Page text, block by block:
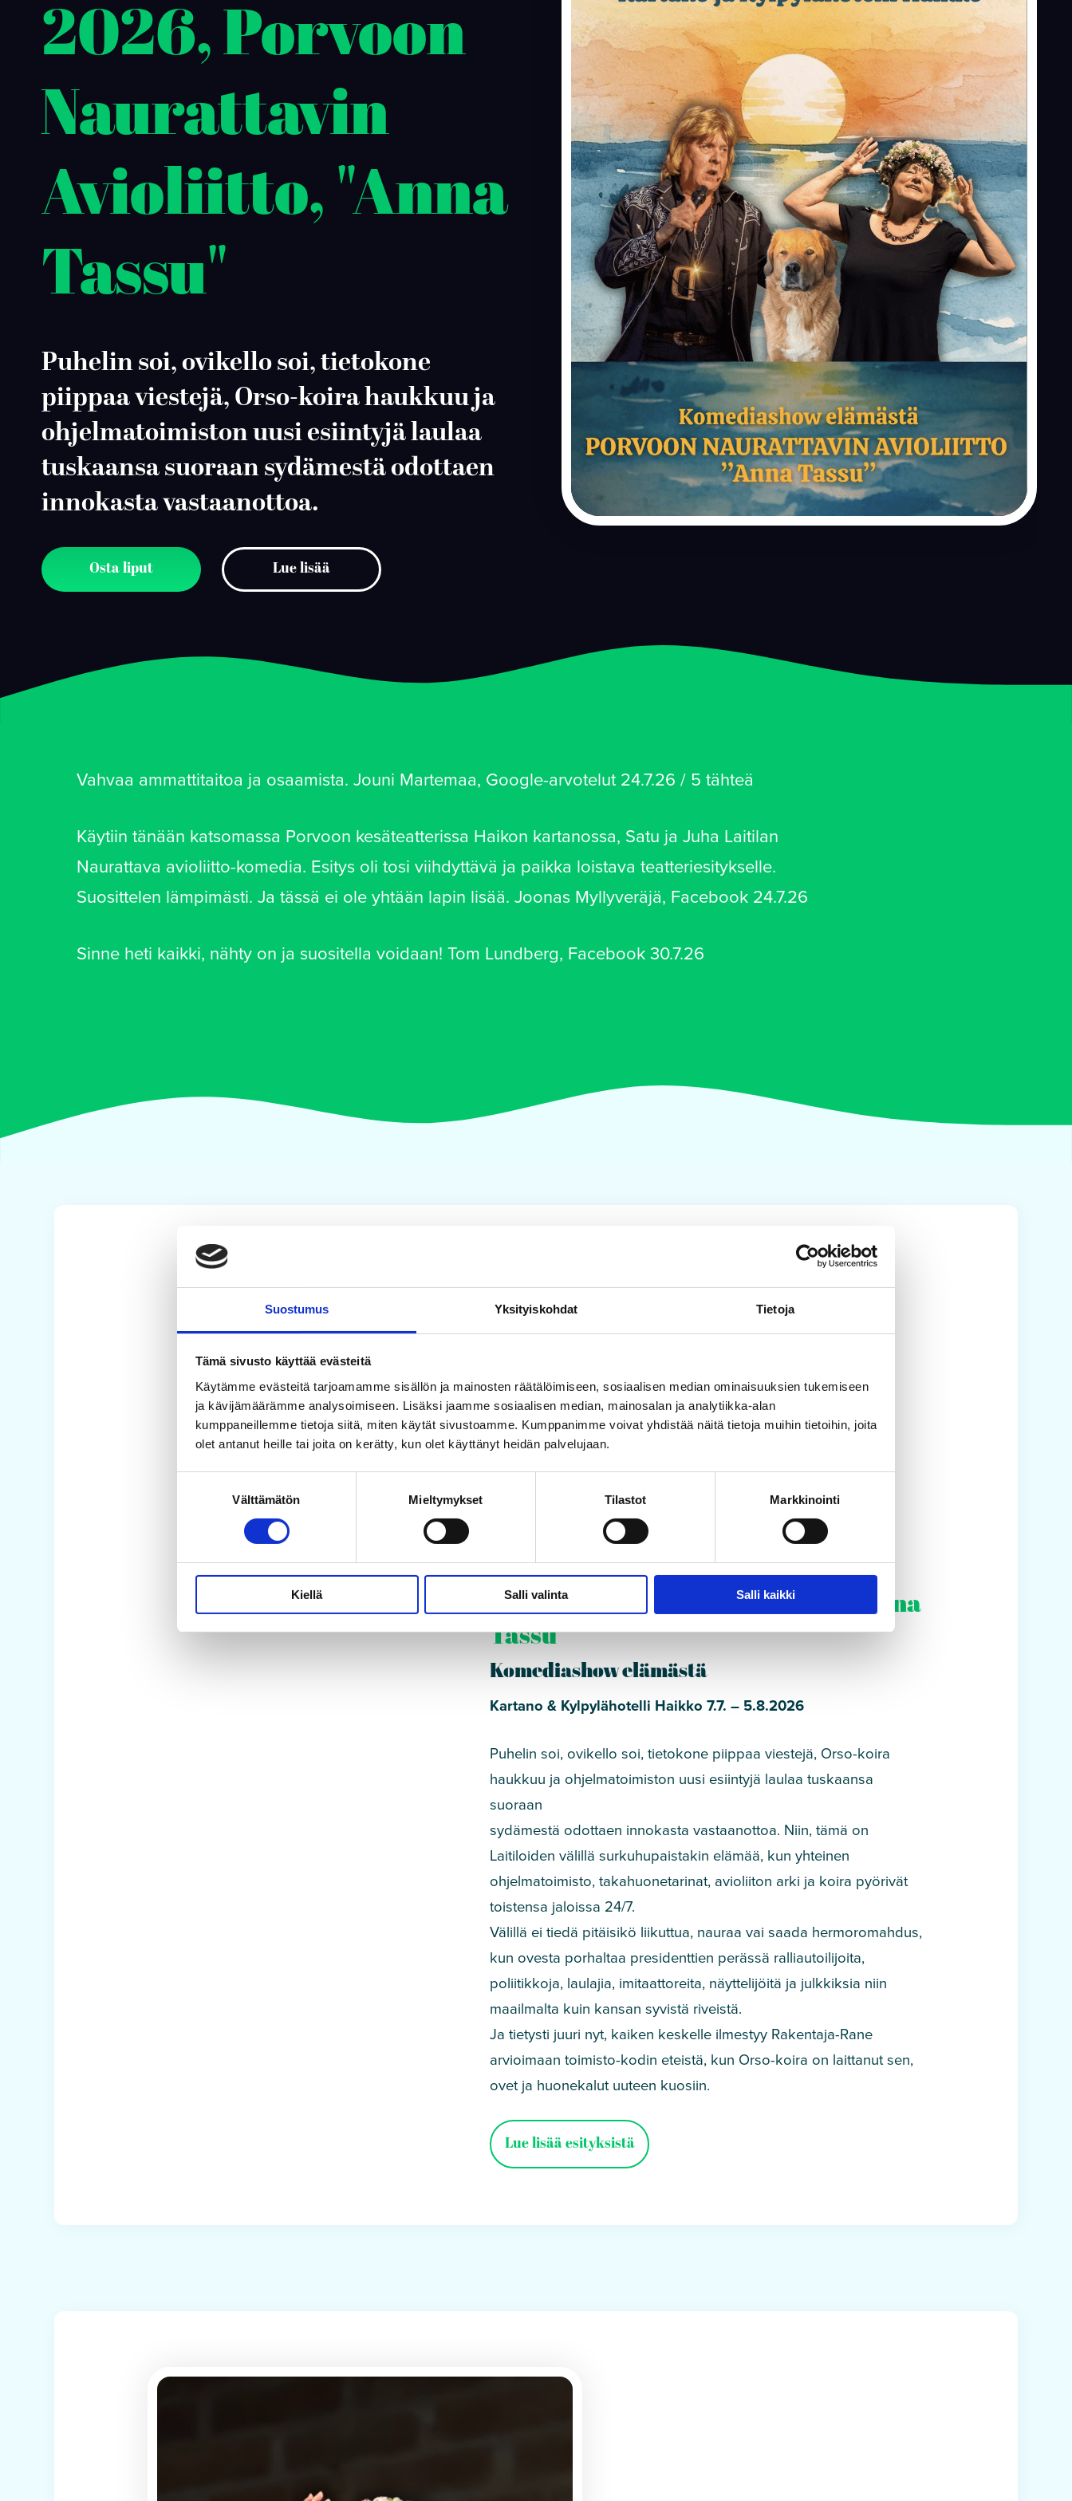
Suostumus Yksityiskohdat Tietoja
Tämä sivusto käyttää evästeitä
Käytämme evästeitä tarjoamamme sisällön ja mainosten räätälöimiseen, sosiaalisen median ominaisuuksien tukemiseen
ja kävijämäärämme analysoimiseen. Lisäksi jaamme sosiaalisen median, mainosalan ja analytiikka-alan
kumppaneillemme tietoja siitä, miten käytät sivustoamme. Kumppanimme voivat yhdistää näitä tietoja muihin tietoihin, joita
olet antanut heille tai joita on kerätty, kun olet käyttänyt heidän palvelujaan.
Välttämätön Mieltymykset Tilastot Markkinointi
Kiellä Salli valinta Salli kaikki
2026, Porvoon
Naurattavin
Avioliitto, "Anna
Tassu"
Puhelin soi, ovikello soi, tietokone
piippaa viestejä, Orso-koira haukkuu ja
ohjelmatoimiston uusi esiintyjä laulaa
tuskaansa suoraan sydämestä odottaen
innokasta vastaanottoa.
Osta liput Lue lisää
Vahvaa ammattitaitoa ja osaamista. Jouni Martemaa, Google-arvotelut 24.7.26 / 5 tähteä
Käytiin tänään katsomassa Porvoon kesäteatterissa Haikon kartanossa, Satu ja Juha Laitilan
Naurattava avioliitto-komedia. Esitys oli tosi viihdyttävä ja paikka loistava teatteriesitykselle.
Suosittelen lämpimästi. Ja tässä ei ole yhtään lapin lisää. Joonas Myllyveräjä, Facebook 24.7.26
Sinne heti kaikki, nähty on ja suositella voidaan! Tom Lundberg, Facebook 30.7.26
Esitykset 2026
Porvoon Naurattavin Avioliitto, ”Anna
Tassu”
Komediashow elämästä
Kartano & Kylpylähotelli Haikko 7.7. – 5.8.2026
Puhelin soi, ovikello soi, tietokone piippaa viestejä, Orso-koira
haukkuu ja ohjelmatoimiston uusi esiintyjä laulaa tuskaansa
suoraan
sydämestä odottaen innokasta vastaanottoa. Niin, tämä on
Laitiloiden välillä surkuhupaistakin elämää, kun yhteinen
ohjelmatoimisto, takahuonetarinat, avioliiton arki ja koira pyörivät
toistensa jaloissa 24/7.
Välillä ei tiedä pitäisikö liikuttua, nauraa vai saada hermoromahdus,
kun ovesta porhaltaa presidenttien perässä ralliautoilijoita,
poliitikkoja, laulajia, imitaattoreita, näyttelijöitä ja julkkiksia niin
maailmalta kuin kansan syvistä riveistä.
Ja tietysti juuri nyt, kaiken keskelle ilmestyy Rakentaja-Rane
arvioimaan toimisto-kodin eteistä, kun Orso-koira on laittanut sen,
ovet ja huonekalut uuteen kuosiin.
Lue lisää esityksistä